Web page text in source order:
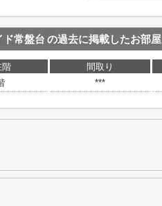
ド常盤台 の過去に掲載したお部屋
階 間取り
***